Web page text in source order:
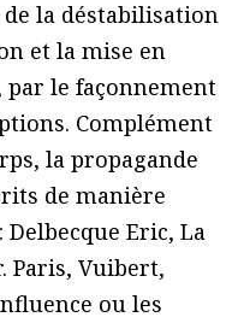
de la déstabilisation
et la mise en
par le façonnement
Complément
la propagande
de manière
Eric, La
Paris, Vuibert,
ou les